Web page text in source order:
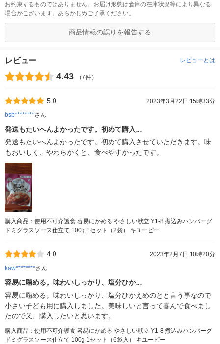
お約束するものではありません。お届け形態は倉庫の在庫状況等により異なる
場合がございます。あらかじめご了承ください。
商品情報の誤りを報告する
レビュー レビューとは
4.43 （7件）
5.0
2023年3月22日 15時33分
bsb********さん
発送もたいへんよかったです。初めて購入…
発送もたいへんよかったです。初めて購入させていただきます。味
もおいしく、やわらかくと、食べやすかったです。
購入商品：使用不可介護食 容易にかめる やさしい献立 Y1-8 煮込みハンバーグ
ドミグラスソース仕立て 100g 1セット（2袋） キユーピー
4.0
2023年2月7日 10時20分
kaw********さん
容易に噛める。味わいしっかり、塩分ひか…
容易に噛める。味わいしっかり、塩分ひかえめのとと言う事なので
小さい子ども用に購入しました。美味しいと言って喜んで食べまし
たので又、購入したいと思います。
購入商品：使用不可介護食 容易にかめる やさしい献立 Y1-8 煮込みハンバーグ
ドミグラスソース仕立て 100g 1セット（6袋入） キユーピー